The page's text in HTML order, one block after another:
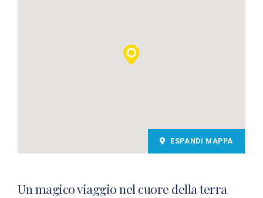
ESPANDI MAPPA
Un magico viaggio nel cuore della terra